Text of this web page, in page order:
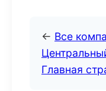
← Все
Главная